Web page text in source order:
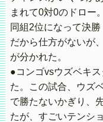
まれて0対0のドロー
同組2位になって決
だから仕方がないが
が分かれた。
●コンゴvsウズベキ
た。この試合、ウズ
で勝たないかぎり、
たが、すごいテンシ